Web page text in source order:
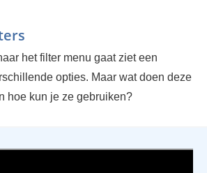
het filter menu gaat ziet een
opties. Maar wat doen deze
hoe kun je ze gebruiken?